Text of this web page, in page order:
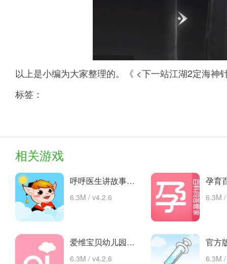
以上是小编为大家整理的。《 <下一站江湖2定海神
标签：
相关游戏
呼呼医生讲故事手机版的故事 安卓下载
6.3M / v4.2.6 6.3M
爱维宝贝幼儿园管理平台 app下载
6.3M / v4.2.6 6.3M